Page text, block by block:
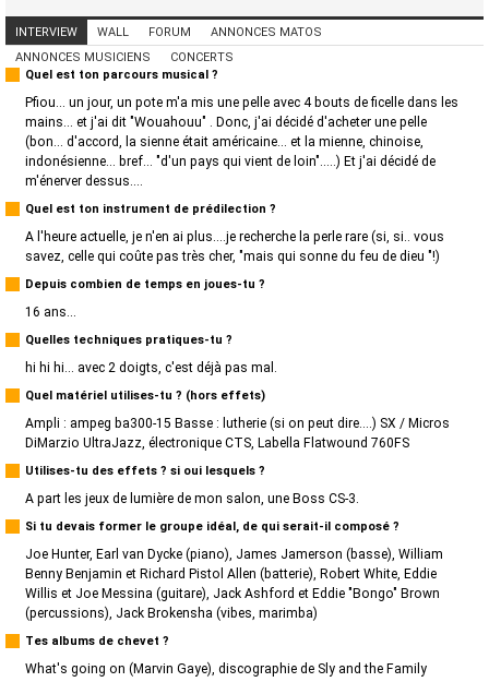
INTERVIEW WALL FORUM
ANNONCES MATOS
ANNONCES MUSICIENS
CONCERTS
Quel est ton parcours musical ?
Pfiou... un jour, un pote m'a mis une pelle avec 4 bouts de ficelle dans les
mains... et j'ai dit "Wouahouu" . Donc, j'ai décidé d'acheter une pelle
(bon... d'accord, la sienne était américaine... et la mienne, chinoise,
indonésienne... bref... "d'un pays qui vient de loin".....) Et j'ai décidé de
m'énerver dessus....
Quel est ton instrument de prédilection ?
A l'heure actuelle, je n'en ai plus....je recherche la perle rare (si, si.. vous
savez, celle qui coûte pas très cher, "mais qui sonne du feu de dieu "!)
Depuis combien de temps en joues-tu ?
16 ans...
Quelles techniques pratiques-tu ?
hi hi hi... avec 2 doigts, c'est déjà pas mal.
Quel matériel utilises-tu ? (hors effets)
Ampli : ampeg ba300-15 Basse : lutherie (si on peut dire....) SX / Micros
DiMarzio UltraJazz, électronique CTS, Labella Flatwound 760FS
Utilises-tu des effets ? si oui lesquels ?
A part les jeux de lumière de mon salon, une Boss CS-3.
Si tu devais former le groupe idéal, de qui serait-il composé ?
Joe Hunter, Earl van Dycke (piano), James Jamerson (basse), William
Benny Benjamin et Richard Pistol Allen (batterie), Robert White, Eddie
Willis et Joe Messina (guitare), Jack Ashford et Eddie "Bongo" Brown
(percussions), Jack Brokensha (vibes, marimba)
Tes albums de chevet ?
What's going on (Marvin Gaye), discographie de Sly and the Family